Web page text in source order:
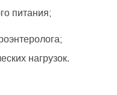
питания;
нагрузок.